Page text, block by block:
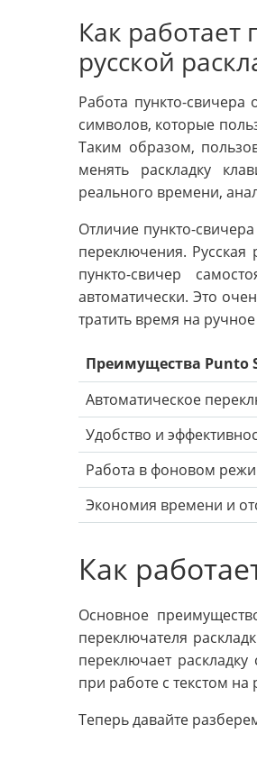
Как работает
русской
Работа пункто-
символов, которые
Таким образом,
менять раскладку
реального времени,
Отличие пункто-
переключения.
пункто-свичер
автоматически. Это
тратить время на
Преимущества Punto
Автоматическое
Удобство и
Работа в фоновом
Экономия времени и
Как
Основное
переключателя
переключает
при работе с текстом на
Теперь давайте